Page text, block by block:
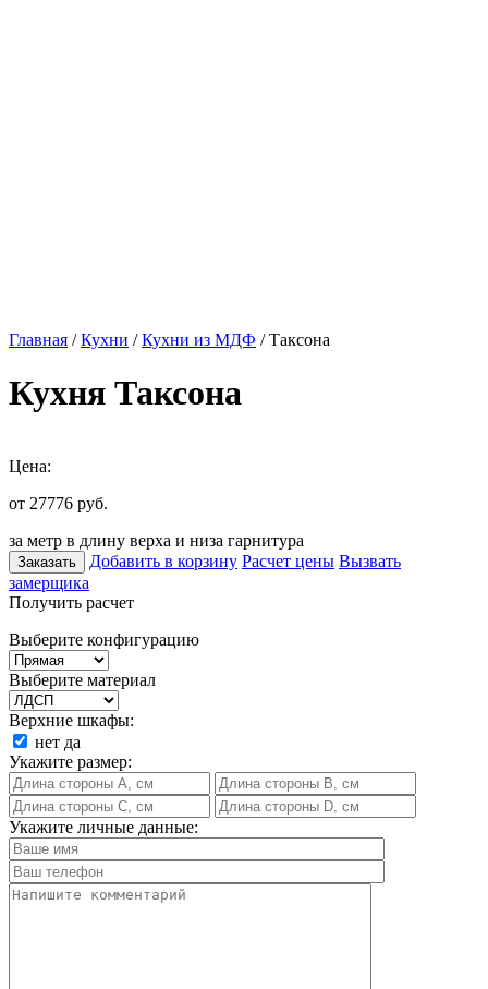
Главная /Кухни /Кухни из МДФ / Таксона
Кухня Таксона
Цена:
от 27776 руб.
за метр в длину верха и низа гарнитура
Заказать Добавить в корзину Расчет цены Вызвать
замерщика
Получить расчет
Выберите конфигурацию
Выберите материал
Верхние шкафы:
нет да
Укажите размер:
Укажите личные данные: